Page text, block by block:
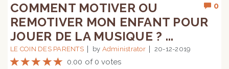
0
COMMENT MOTIVER OU
REMOTIVER MON ENFANT POUR
JOUER DE LA MUSIQUE ? ...
LE COIN DES PARENTS by Administrator 20-12-2019
0.00 of 0 votes